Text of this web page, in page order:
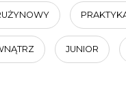
JUNIOR